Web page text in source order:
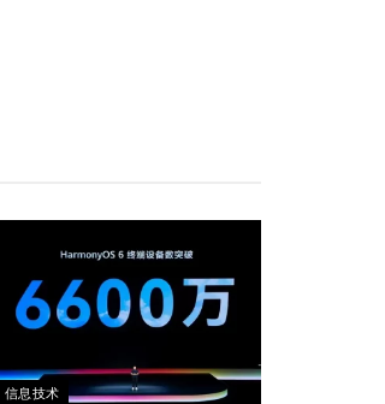
信息技术